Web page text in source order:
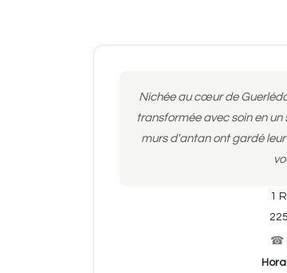
Nichée au cœur de
transformée avec soin en un
murs d'antan ont gardé
1
☎